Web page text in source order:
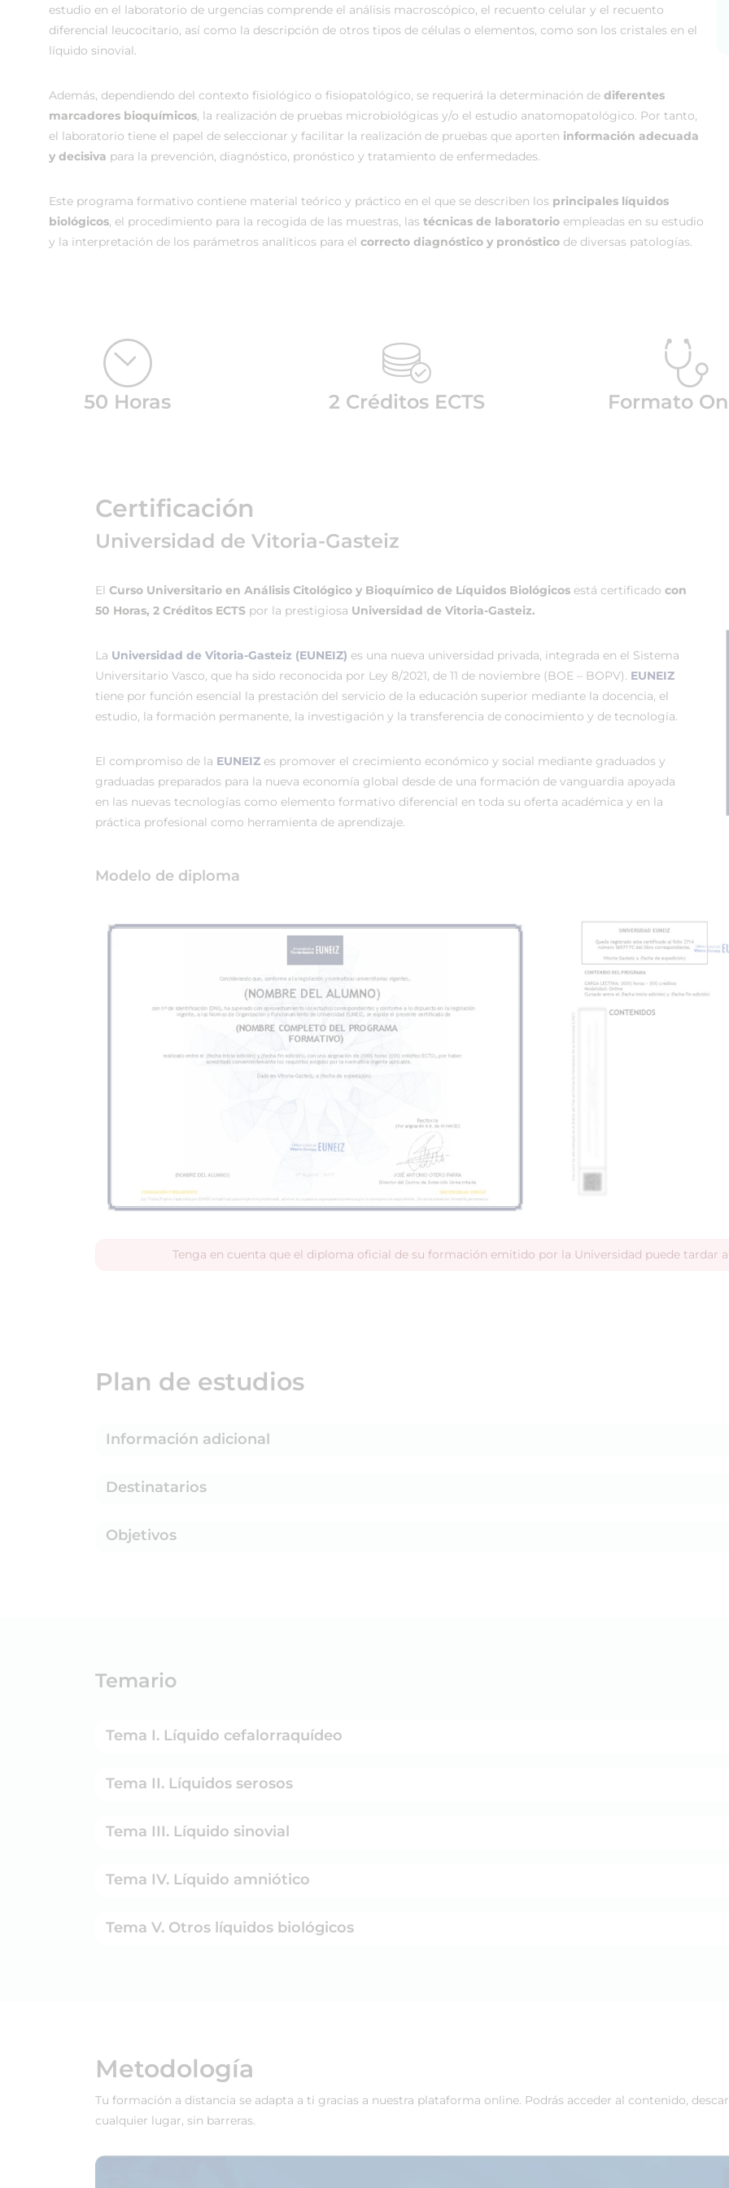
estudio en el laboratorio de urgencias comprende el análisis macroscópico, el recuento celular y el recuento
diferencial leucocitario, así como la descripción de otros tipos de células o elementos, como son los cristales en el
líquido sinovial.
Además, dependiendo del contexto fisiológico o fisiopatológico, se requerirá la determinación de diferentes
marcadores bioquímicos, la realización de pruebas microbiológicas y/o el estudio anatomopatológico. Por tanto,
el laboratorio tiene el papel de seleccionar y facilitar la realización de pruebas que aporten información adecuada
y decisiva para la prevención, diagnóstico, pronóstico y tratamiento de enfermedades.
Este programa formativo contiene material teórico y práctico en el que se describen los principales líquidos
biológicos, el procedimiento para la recogida de las muestras, las técnicas de laboratorio empleadas en su estudio
y la interpretación de los parámetros analíticos para el correcto diagnóstico y pronóstico de diversas patologías.
50 Horas 2 Créditos ECTS Formato
Certificación
Universidad de Vitoria-Gasteiz
El Curso Universitario en Análisis Citológico y Bioquímico de Líquidos Biológicos está certificado con
50 Horas, 2 Créditos ECTS por la prestigiosa Universidad de Vitoria-Gasteiz.
La Universidad de Vitoria-Gasteiz (EUNEIZ) es una nueva universidad privada, integrada en el Sistema
Universitario Vasco, que ha sido reconocida por Ley 8/2021, de 11 de noviembre (BOE – BOPV). EUNEIZ
tiene por función esencial la prestación del servicio de la educación superior mediante la docencia, el
estudio, la formación permanente, la investigación y la transferencia de conocimiento y de tecnología.
El compromiso de la EUNEIZ es promover el crecimiento económico y social mediante graduados y
graduadas preparados para la nueva economía global desde de una formación de vanguardia apoyada
en las nuevas tecnologías como elemento formativo diferencial en toda su oferta académica y en la
práctica profesional como herramienta de aprendizaje.
Modelo de diploma
Tenga en cuenta que el diploma oficial de su formación emitido por la Universidad puede tardar
Plan de estudios
Información adicional
Destinatarios
Objetivos
Temario
Tema I. Líquido cefalorraquídeo
Tema II. Líquidos serosos
Tema III. Líquido sinovial
Tema IV. Líquido amniótico
Tema V. Otros líquidos biológicos
Metodología
Tu formación a distancia se adapta a ti gracias a nuestra plataforma online. Podrás acceder al contenido,
cualquier lugar, sin barreras.